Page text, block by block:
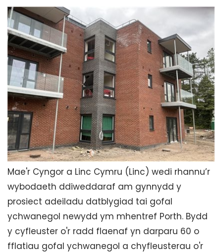
Mae'r Cyngor a Linc Cymru (Linc) wedi rhannu’r
wybodaeth ddiweddaraf am gynnydd y
prosiect adeiladu datblygiad tai gofal
ychwanegol newydd ym mhentref Porth. Bydd
y cyfleuster o'r radd flaenaf yn darparu 60 o
fflatiau gofal ychwanegol a chyfleusterau o'r